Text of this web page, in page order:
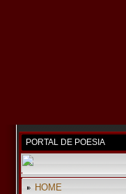
PORTAL DE POESIA
HOME